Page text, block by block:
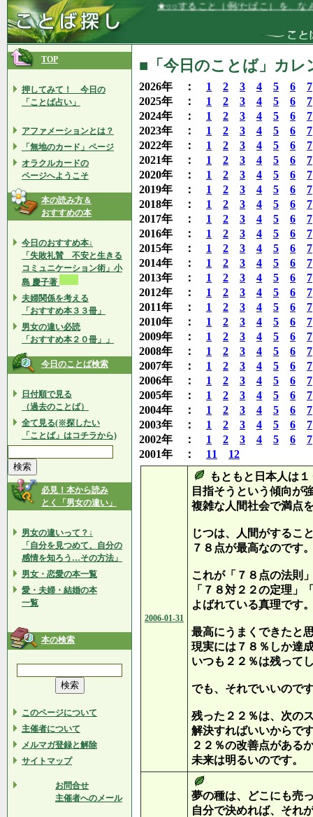
★○○すること（例/たばこ）を、なんなく
TOP
押してみて！ 今日の
「ことば占い」
アファメーションとは？
「無地のカード」ページ
オラクルカードの
ページへようこそ
本の読み方＆
おすすめの本
今日のおすすめ本↓
「失敗礼賛 不安と生きる
コミュニケーション術」小
島 慶子著
夫婦関係を考える
「おすすめ本３３冊」
男女の違い必読
「おすすめ本２０冊」」
今日のことば検索
日付順で見る
（過去のことば）
全て見る(※探したい
「ことば」はコチラから)
必見！本から読み
とく「男女の違い」
男女の違いって？↓
「自分を見つめて、自分の
感情を知ろう…その方法」
男女・恋愛の本一覧
愛・夫婦・結婚の本
一覧
本の検索
このページについて
主催者について
メルマガ登録と解除
サイトマップ
お問合せ
主催者へのメール
■「今日のことば」カ
2026年 ： 1 2 3 4 5 6
7
2025年 ： 1 2 3 4 5 6
7
2024年 ： 1 2 3 4 5 6
7
2023年 ： 1 2 3 4 5 6
7
2022年 ： 1 2 3 4 5 6
7
2021年 ： 1 2 3 4 5 6
7
2020年 ： 1 2 3 4 5 6
7
2019年 ： 1 2 3 4 5 6
7
2018年 ： 1 2 3 4 5 6
7
2017年 ： 1 2 3 4 5 6
7
2016年 ： 1 2 3 4 5 6
7
2015年 ： 1 2 3 4 5 6
7
2014年 ： 1 2 3 4 5 6
7
2013年 ： 1 2 3 4 5 6
7
2012年 ： 1 2 3 4 5 6
7
2011年 ： 1 2 3 4 5 6
7
2010年 ： 1 2 3 4 5 6
7
2009年 ： 1 2 3 4 5 6
7
2008年 ： 1 2 3 4 5 6
7
2007年 ： 1 2 3 4 5 6
7
2006年 ： 1 2 3 4 5 6
7
2005年 ： 1 2 3 4 5 6
7
2004年 ： 1 2 3 4 5 6
7
2003年 ： 1 2 3 4 5 6
7
2002年 ： 1 2 3 4 5 6
7
2001年 ： 11 12
2006-01-31
もともと日本人は
目指そうという傾向が
複雑な人間社会で満点
じつは、人間がするこ
７８点が最高なのです
これが「７８点の法則
「７８対２２の定理」
よばれている真理です
最高にうまくできたと
現実には７８％しか達
いつも２２％は残って
でも、それでいいので
残った２２％は、次の
解決すればいいからで
２２％の改善点がある
未来は明るいのです。
夢の種は、どこにも売
自分で決めれば、それ